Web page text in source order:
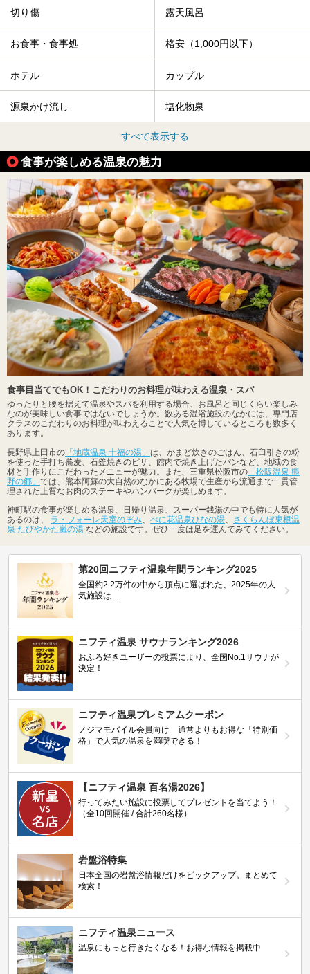
切り傷 露天風呂
お食事・食事処 格安（1,000円以下）
ホテル カップル
源泉かけ流し 塩化物泉
すべて表示する
食事が楽しめる温泉の魅力
食事目当てでもOK！こだわりのお料理が味わえる温泉・スパ
ゆったりと腰を据えて温泉やスパを利用する場合、お風呂と同じくらい楽しみ
なのが美味しい食事ではないでしょうか。数ある温浴施設のなかには、専門店
クラスのこだわりのお料理が味わえることで人気を博しているところも数多く
あります。
長野県上田市の 「地蔵温泉 十福の湯」 は、かまど炊きのごはん、石臼引きの粉
を使った手打ち蕎麦、石釜焼きのピザ、館内で焼き上げたパンなど、地域の食
材と手作りにこだわったメニューが魅力。また、三重県松阪市の 「松阪温泉 熊
野の郷」 では、熊本阿蘇の大自然のなかにある牧場で生産から流通まで一貫管
理された上質なお肉のステーキやハンバーグが楽しめます。
神町駅の食事が楽しめる温泉、日帰り温泉、スーパー銭湯の中でも特に人気が
あるのは、 ラ・フォーレ天童のぞみ べに花温泉ひなの湯
さくらんぼ東根温
泉 たびやかた嵐の湯 などの施設です。ぜひ一度は足を運んでみてください。
第20回ニフティ温泉年間ランキング2025
全国約2.2万件の中から頂点に選ばれた、2025年の人
気施設は…
ニフティ温泉 サウナランキング2026
おふろ好きユーザーの投票により、全国No.1サウナが
決定！
ニフティ温泉プレミアムクーポン
ノジマモバイル会員向け 通常よりもお得な「特別価
格」で人気の温泉を満喫できる！
【ニフティ温泉 百名湯2026】
行ってみたい施設に投票してプレゼントを当てよう！
（全10回開催 / 合計260名様）
岩盤浴特集
日本全国の岩盤浴情報だけをピックアップ。まとめて
検索！
ニフティ温泉ニュース
温泉にもっと行きたくなる！お得な情報を掲載中